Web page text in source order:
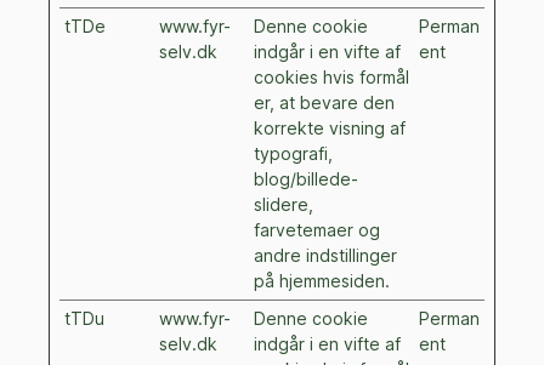
tTDe
www.fyr-
selv.dk
Denne cookie
indgår i en vifte af
cookies hvis formål
er, at bevare den
korrekte visning af
typografi,
blog/billede-
slidere,
farvetemaer og
andre indstillinger
på hjemmesiden.
Perman
ent
tTDu
www.fyr-
selv.dk
Denne cookie
indgår i en vifte af
Perman
ent